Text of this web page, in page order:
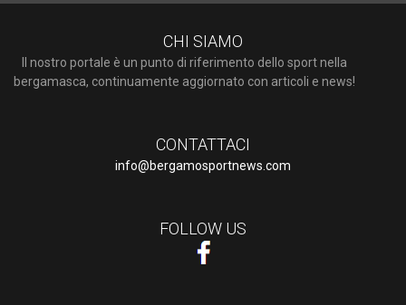
CHI SIAMO
Il nostro portale è un punto di riferimento dello sport nella
bergamasca, continuamente aggiornato con articoli e news!
CONTATTACI
info@bergamosportnews.com
FOLLOW US